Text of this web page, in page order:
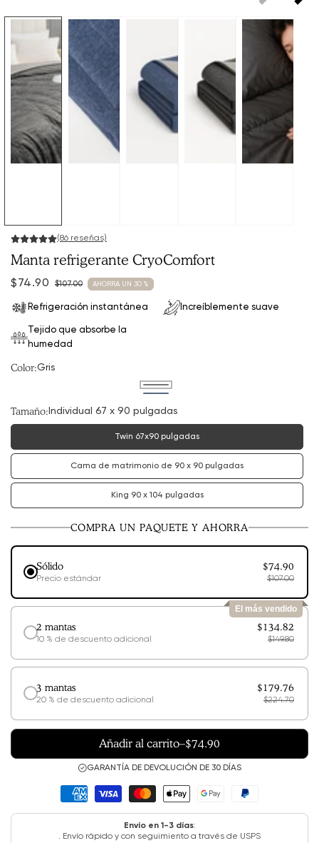
(86 reseñas)
Manta refrigerante CryoComfort
habitual
$107.00
de
$74.90 AHORRA UN 30 %
Refrigeración instantánea Increíblemente suave
Tejido que absorbe la
humedad
Color:Gris
Variante
agotada
no
Variante
o
Tamaño: Individual 67 x 90 pulgadas
Twin 67x90 pulgadas
variante
agotada
no
Cama de matrimonio de 90 x 90 pulgadas
variante
agotada
no
King 90 x 104 pulgadas
Variante
agotada
no
disponible
COMPRA UN PAQUETE Y AHORRA
Sólido
Precio estándar
$74.90
$107.00
El más vendido
2 mantas
10 % de descuento adicional
$134.82
$149.80
3 mantas
20 % de descuento adicional
$179.76
$224.70
Añadir al carrito–$74.90
GARANTÍA DE DEVOLUCIÓN DE 30 DÍAS
Envío en 1-3 días:
. Envío rápido y con seguimiento a través de USPS